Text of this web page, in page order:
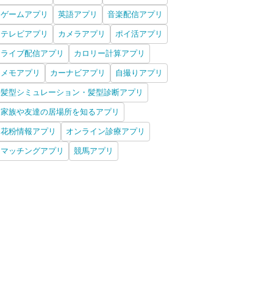
ゲームアプリ 英語アプリ 音楽配信アプリ
テレビアプリ カメラアプリ ポイ活アプリ
ライブ配信アプリ カロリー計算アプリ
メモアプリ カーナビアプリ 自撮りアプリ
髪型シミュレーション・髪型診断アプリ
家族や友達の居場所を知るアプリ
花粉情報アプリ オンライン診療アプリ
マッチングアプリ 競馬アプリ